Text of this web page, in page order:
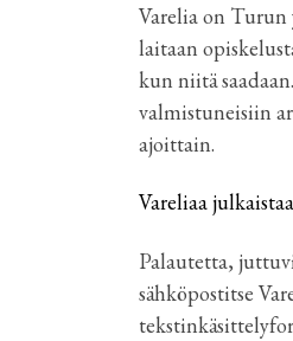
Varelia on Turun
laitaan
kun niitä
valmistuneisiin
ajoittain.
Vareliaa
Palautetta,
sähköpostitse